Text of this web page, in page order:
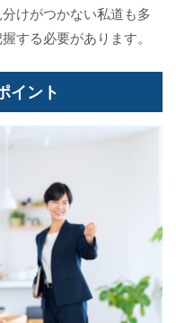
けがつかない私道も多
する必要があります。
イント